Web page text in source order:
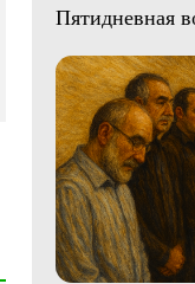
Пятидневная